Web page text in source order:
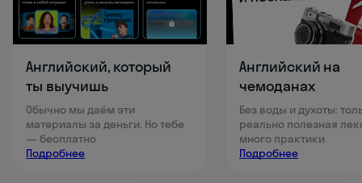
Английский, который
ты выучишь
Обычно мы даём эти
материалы за деньги. Но тебе
— бесплатно
Подробнее
Английский на
чемоданах
Без воды и духоты:
реально полезная
много практики
Подробнее